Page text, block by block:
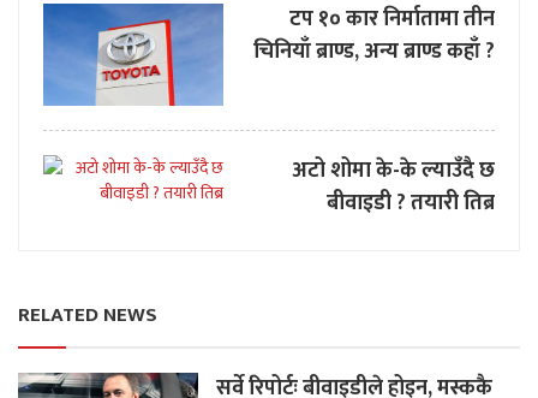
टप १० कार निर्मातामा तीन
चिनियाँ ब्राण्ड, अन्य ब्राण्ड कहाँ ?
अटो शोमा के-के ल्याउँदै छ
बीवाइडी ? तयारी तिब्र
RELATED NEWS
सर्वे रिपोर्टः बीवाइडीले होइन, मस्ककै